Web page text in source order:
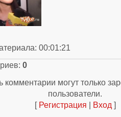
: 00:01:21
: 0
комментарии могут только
пользователи.
[ Регистрация Вход ]